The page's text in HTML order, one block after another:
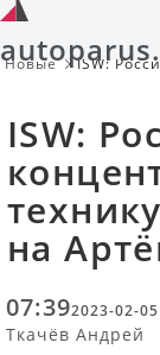
Новые
ISW:
ISW:
на
07:392023-02-05
Ткачёв Андрей